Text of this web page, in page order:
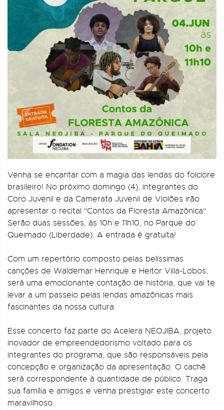
Venha se encantar com a magia das lendas do folclore
brasileiro! No próximo domingo (4), integrantes do
Coro Juvenil e da Camerata Juvenil de Violões irão
apresentar o recital "Contos da Floresta Amazônica".
Serão duas sessões, às 10h e 11h10, no Parque do
Queimado (Liberdade). A entrada é gratuita!
Com um repertório composto pelas belíssimas
canções de Waldemar Henrique e Heitor Villa-Lobos,
será uma emocionante contação de história, que vai te
levar a um passeio pelas lendas amazônicas mais
fascinantes da nossa cultura.
Esse concerto faz parte do Acelera NEOJIBA, projeto
inovador de empreendedorismo voltado para os
integrantes do programa, que são responsáveis pela
concepção e organização da apresentação. O cachê
será correspondente à quantidade de público. Traga
sua família e amigos e venha prestigiar este concerto
maravilhoso.